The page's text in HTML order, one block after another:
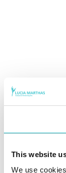
This website
We use